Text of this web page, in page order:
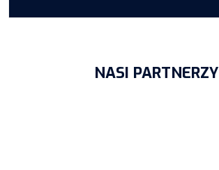
NASI PARTNERZY